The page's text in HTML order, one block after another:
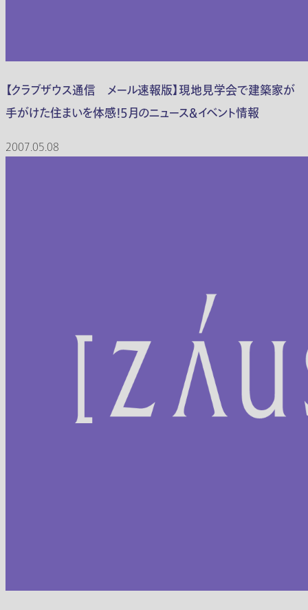
【クラブザウス通信 メール速報版】現地見学会で建築家が
手がけた住まいを体感！5月のニュース＆イベント情報
2007.05.08